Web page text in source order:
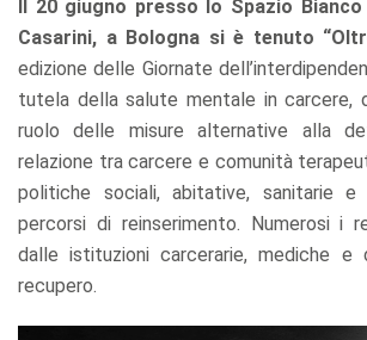
Il 20 giugno presso lo Spazio
Casarini, a Bologna si è tenuto
edizione delle Giornate
tutela della salute mentale in carcere,
ruolo delle misure alternative alla
relazione tra carcere e comunità
politiche sociali, abitative, sanitarie
percorsi di reinserimento. Numerosi i
dalle istituzioni carcerarie, mediche e
recupero.